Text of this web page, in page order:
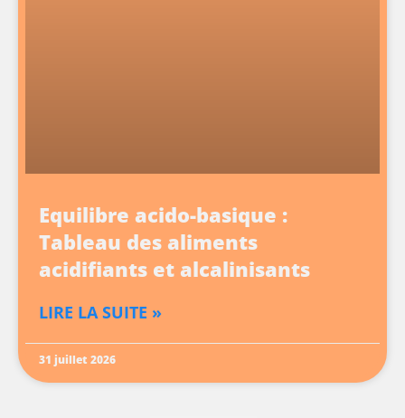
Equilibre acido-basique :
Tableau des aliments
acidifiants et alcalinisants
LIRE LA SUITE »
31 juillet 2026